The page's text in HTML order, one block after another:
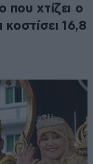
που χτίζει ο
16,8